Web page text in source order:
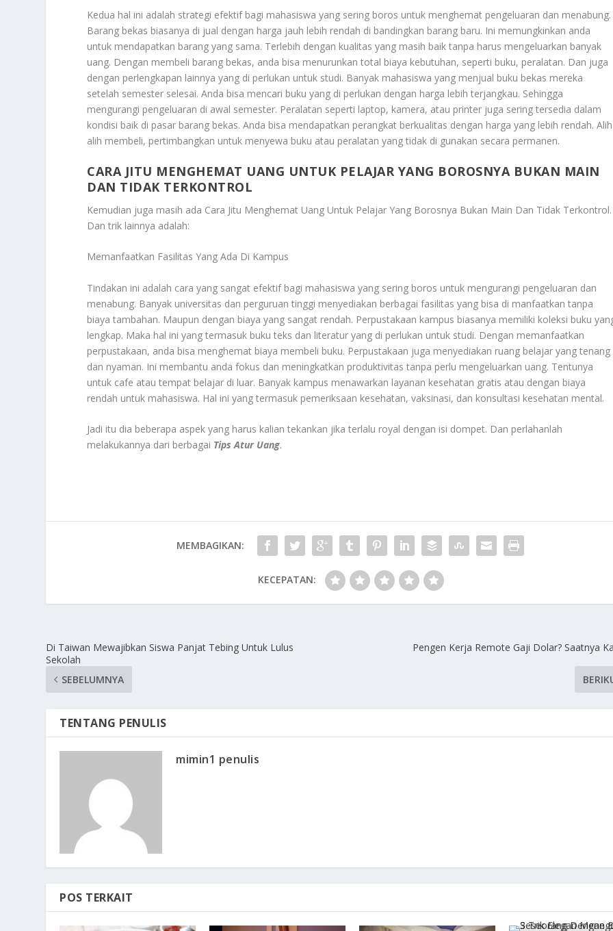
Kedua hal ini adalah strategi efektif bagi mahasiswa yang sering boros untuk menghemat pengeluaran dan menabung.
Barang bekas biasanya di jual dengan harga jauh lebih rendah di bandingkan barang baru. Ini memungkinkan anda
untuk mendapatkan barang yang sama. Terlebih dengan kualitas yang masih baik tanpa harus mengeluarkan banyak
uang. Dengan membeli barang bekas, anda bisa menurunkan total biaya kebutuhan, seperti buku, peralatan. Dan juga
dengan perlengkapan lainnya yang di perlukan untuk studi. Banyak mahasiswa yang menjual buku bekas mereka
setelah semester selesai. Anda bisa mencari buku yang di perlukan dengan harga lebih terjangkau. Sehingga
mengurangi pengeluaran di awal semester. Peralatan seperti laptop, kamera, atau printer juga sering tersedia dalam
kondisi baik di pasar barang bekas. Anda bisa mendapatkan perangkat berkualitas dengan harga yang lebih rendah.
alih membeli, pertimbangkan untuk menyewa buku atau peralatan yang tidak di gunakan secara permanen.
CARA JITU MENGHEMAT UANG UNTUK PELAJAR YANG BOROSNYA BUKAN MAIN
DAN TIDAK TERKONTROL
Kemudian juga masih ada Cara Jitu Menghemat Uang Untuk Pelajar Yang Borosnya Bukan Main Dan Tidak Terkontrol.
Dan trik lainnya adalah:
Memanfaatkan Fasilitas Yang Ada Di Kampus
Tindakan ini adalah cara yang sangat efektif bagi mahasiswa yang sering boros untuk mengurangi pengeluaran dan
menabung. Banyak universitas dan perguruan tinggi menyediakan berbagai fasilitas yang bisa di manfaatkan tanpa
biaya tambahan. Maupun dengan biaya yang sangat rendah. Perpustakaan kampus biasanya memiliki koleksi buku
lengkap. Maka hal ini yang termasuk buku teks dan literatur yang di perlukan untuk studi. Dengan memanfaatkan
perpustakaan, anda bisa menghemat biaya membeli buku. Perpustakaan juga menyediakan ruang belajar yang tenang
dan nyaman. Ini membantu anda fokus dan meningkatkan produktivitas tanpa perlu mengeluarkan uang. Tentunya
untuk cafe atau tempat belajar di luar. Banyak kampus menawarkan layanan kesehatan gratis atau dengan biaya
rendah untuk mahasiswa. Hal ini yang termasuk pemeriksaan kesehatan, vaksinasi, dan konsultasi kesehatan mental.
Jadi itu dia beberapa aspek yang harus kalian tekankan jika terlalu royal dengan isi dompet. Dan perlahanlah
melakukannya dari berbagai Tips Atur Uang.
MEMBAGIKAN:
KECEPATAN:
Di Taiwan Mewajibkan Siswa Panjat Tebing Untuk Lulus
Sekolah
SEBELUMNYA
Pengen Kerja Remote Gaji Dolar? Saatnya
TENTANG PENULIS
mimin1 penulis
POS TERKAIT